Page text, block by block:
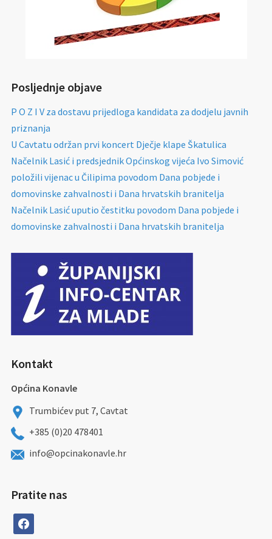
Posljednje objave
P O Z I V za dostavu prijedloga kandidata za dodjelu javnih
priznanja
U Cavtatu održan prvi koncert Dječje klape Škatulica
Načelnik Lasić i predsjednik Općinskog vijeća Ivo Simović
položili vijenac u Čilipima povodom Dana pobjede i
domovinske zahvalnosti i Dana hrvatskih branitelja
Načelnik Lasić uputio čestitku povodom Dana pobjede i
domovinske zahvalnosti i Dana hrvatskih branitelja
Kontakt
Općina Konavle
Trumbićev put 7, Cavtat
+385 (0)20 478401
info@opcinakonavle.hr
Pratite nas
facebook